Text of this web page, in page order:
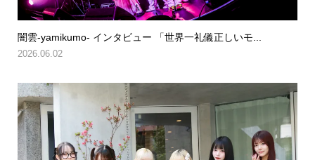
闇雲-yamikumo- インタビュー 「世界一礼儀正しいモ...
2026.06.02